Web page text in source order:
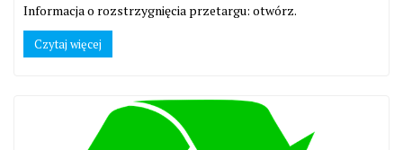
Informacja o rozstrzygnięcia przetargu: otwórz.
Czytaj więcej